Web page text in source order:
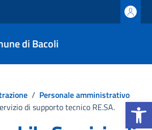
Apri la
di Bacoli
/ Personale amministrativo
di supporto tecnico RE.SA.